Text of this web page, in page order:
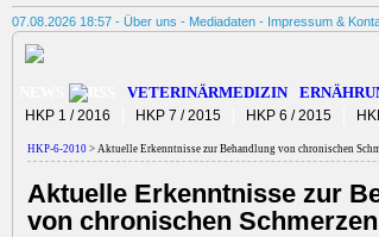
07.08.2026 18:57 - Über uns - Mediadaten - Impressum &
VETERINÄRMEDIZIN
HKP 1 / 2016 HKP 7 / 2015 HKP 6 / 2015
HKP-6-2010 > Aktuelle Erkenntnisse zur Behandlung von chronischen
Aktuelle Erkenntnisse zur
von chronischen